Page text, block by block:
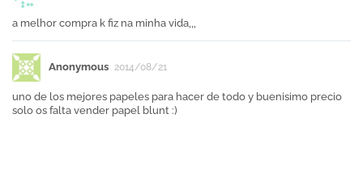
a melhor compra k fiz na minha vida,,,
Anonymous 2014/08/21
uno de los mejores papeles para hacer de todo y buenisimo precio
solo os falta vender papel blunt :)